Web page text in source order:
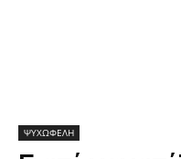
ΨΥΧΩΦΕΛΗ